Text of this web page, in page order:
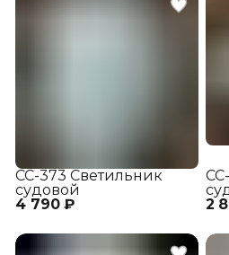
4 790 ₽
СС-373 Светильник
судовой
2